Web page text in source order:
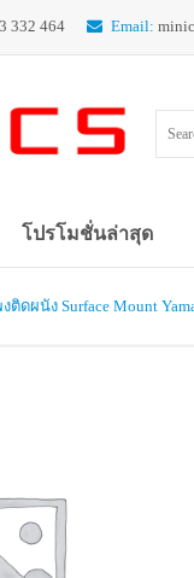
332 464 Email:
โปรโมชั่นล่าสุด
ติดผนัง Surface Mount